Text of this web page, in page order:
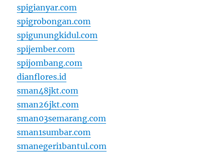
spigianyar.com
spigrobongan.com
spigunungkidul.com
spijember.com
spijombang.com
dianflores.id
sman48jkt.com
sman26jkt.com
sman03semarang.com
sman1sumbar.com
smanegeri1bantul.com